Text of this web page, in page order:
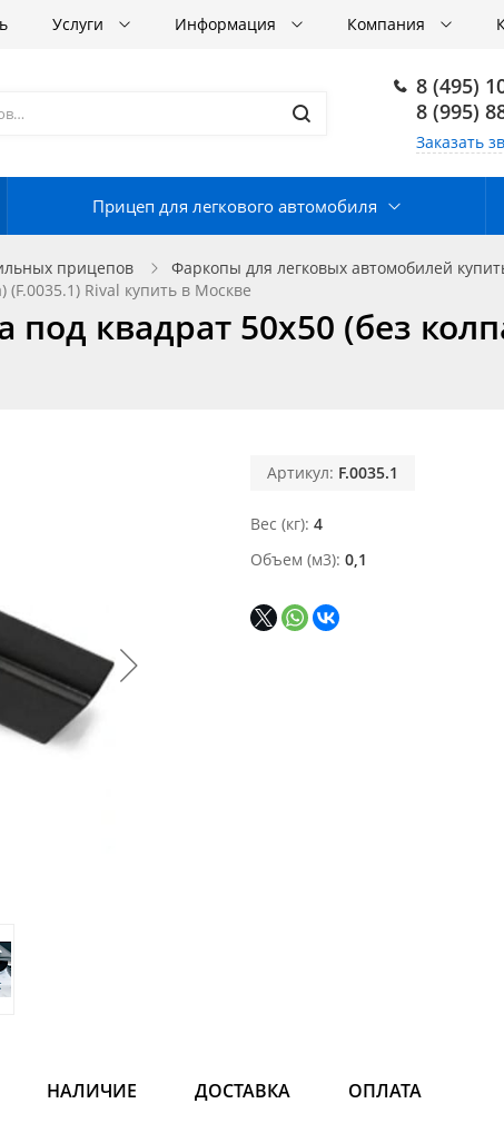
Услуги Информация Компания
8 (495)
8 (995)
Заказать
Прицеп для легкового автомобиля
прицепов
Фаркопы для легковых автомобилей
Rival купить в Москве
квадрат 50х50 (без
Артикул: F.0035.1
Вес (кг) 4
Объем (м3) 0,1
НАЛИЧИЕ ДОСТАВКА ОПЛАТА